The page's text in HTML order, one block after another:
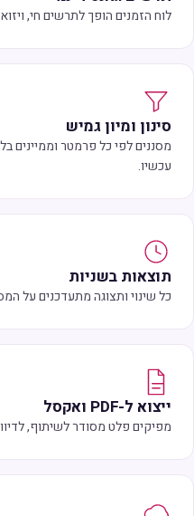
לוח הזמנים הופך לתרשים חי,
סינון ומיון גמיש
מסננים לפי כל פרמטר וממיינים
עכשיו.
תוצאות בשניות
כל שינוי ותצוגה מתעדכנים על
ייצוא ל-PDF ואקסל
מפיקים פלט מסודר לשיתוף,